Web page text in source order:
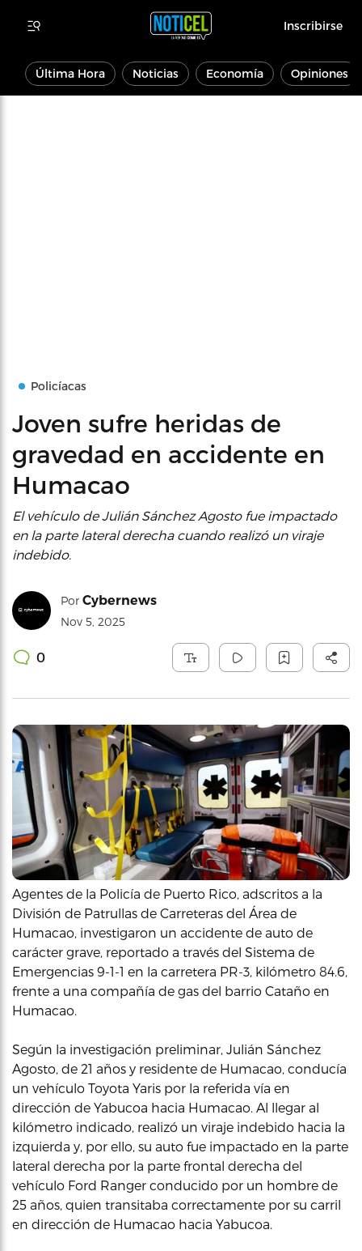
Inscribirse
Última Hora Noticias Economía Opiniones
Policíacas
Joven sufre heridas de
gravedad en accidente en
Humacao
El vehículo de Julián Sánchez Agosto fue impactado
en la parte lateral derecha cuando realizó un viraje
indebido.
Por Cybernews
Nov 5, 2025
0
Agentes de la Policía de Puerto Rico, adscritos a la
División de Patrullas de Carreteras del Área de
Humacao, investigaron un accidente de auto de
carácter grave, reportado a través del Sistema de
Emergencias 9-1-1 en la carretera PR-3, kilómetro 84.6,
frente a una compañía de gas del barrio Cataño en
Humacao.
Según la investigación preliminar, Julián Sánchez
Agosto, de 21 años y residente de Humacao, conducía
un vehículo Toyota Yaris por la referida vía en
dirección de Yabucoa hacia Humacao. Al llegar al
kilómetro indicado, realizó un viraje indebido hacia la
izquierda y, por ello, su auto fue impactado en la parte
lateral derecha por la parte frontal derecha del
vehículo Ford Ranger conducido por un hombre de
25 años, quien transitaba correctamente por su carril
en dirección de Humacao hacia Yabucoa.